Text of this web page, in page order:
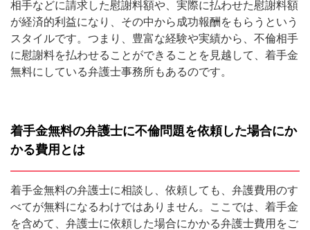
相手などに請求した慰謝料額や、実際に払わせた慰謝料額
が経済的利益になり、その中から成功報酬をもらうという
スタイルです。つまり、豊富な経験や実績から、不倫相手
に慰謝料を払わせることができることを見越して、着手金
無料にしている弁護士事務所もあるのです。
着手金無料の弁護士に不倫問題を依頼した場合にか
かる費用とは
着手金無料の弁護士に相談し、依頼しても、弁護費用のす
べてが無料になるわけではありません。ここでは、着手金
を含めて、弁護士に依頼した場合にかかる弁護士費用をご